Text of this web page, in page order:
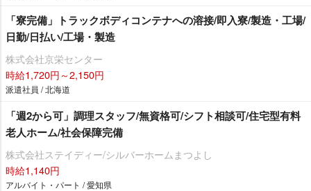
「寮完備」トラックボディコンテナへの溶接/即入寮/製造・工場/
日勤/日払い/工場・製造
株式会社京栄センター
時給1,720円～2,150円
派遣社員 / 北海道
「週2から可」調理スタッフ/無資格可/シフト相談可/住宅型有料
老人ホーム/社会保障完備
株式会社ステイディー/シルバーホームまつよし
時給1,140円
アルバイト・パート / 愛知県